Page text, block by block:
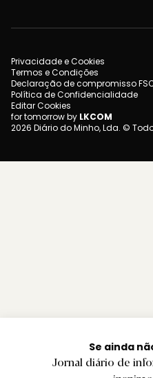
Se ainda
Jornal diário de
Privacidade e Cookies
Termos e Condições
Declaração de compromisso
Política de Confidencialidade
Editar Cookies
for tomorrow by LKCOM
2026 Diário do Minho, Lda. ©